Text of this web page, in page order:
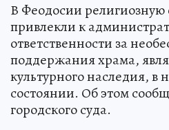
В Феодосии
привлекли к
ответственности за
поддержания храма,
культурного наследия,
состоянии. Об этом
городского суда.